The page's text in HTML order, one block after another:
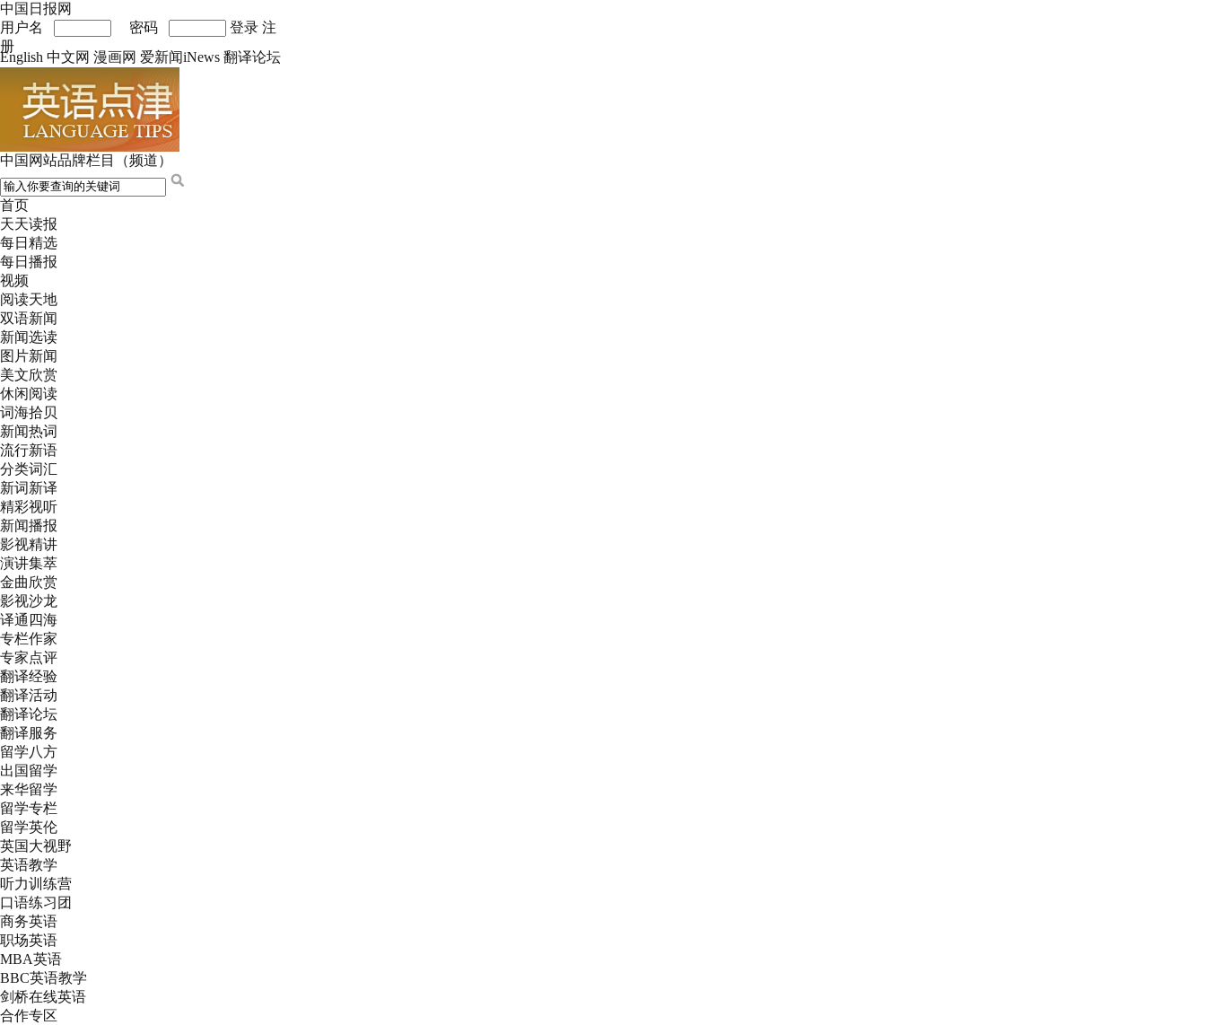
中国日报网
用户名
密码 登录 注
册
English 中文网 漫画网 爱新闻iNews 翻译论坛
中国网站品牌栏目（频道）
首页
天天读报
每日精选
每日播报
视频
阅读天地
双语新闻
新闻选读
图片新闻
美文欣赏
休闲阅读
词海拾贝
新闻热词
流行新语
分类词汇
新词新译
精彩视听
新闻播报
影视精讲
演讲集萃
金曲欣赏
影视沙龙
译通四海
专栏作家
专家点评
翻译经验
翻译活动
翻译论坛
翻译服务
留学八方
出国留学
来华留学
留学专栏
留学英伦
英国大视野
英语教学
听力训练营
口语练习团
商务英语
职场英语
MBA英语
BBC英语教学
剑桥在线英语
合作专区